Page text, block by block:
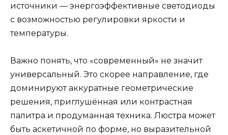
источники — энергоэффективные светодиоды
с возможностью регулировки яркости и
температуры.
Важно понять, что «современный» не значит
универсальный. Это скорее направление, где
доминируют аккуратные геометрические
решения, приглушённая или контрастная
палитра и продуманная техника. Люстра может
быть аскетичной по форме, но выразительной